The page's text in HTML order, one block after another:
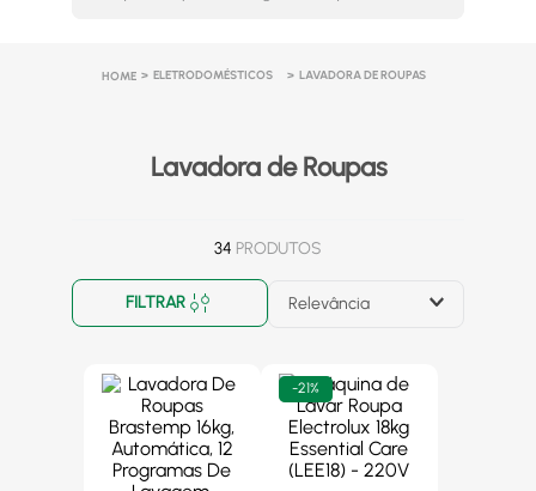
ELETRODOMÉSTICOS LAVADORA DE ROUPAS
Lavadora de Roupas
34 PRODUTOS
FILTRAR Relevância
-21%